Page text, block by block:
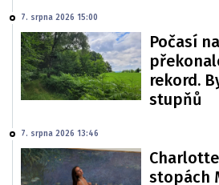
7. srpna 2026 15:00
Počasí
rekord.
stupňů
7. srpna 2026 13:46
stopách